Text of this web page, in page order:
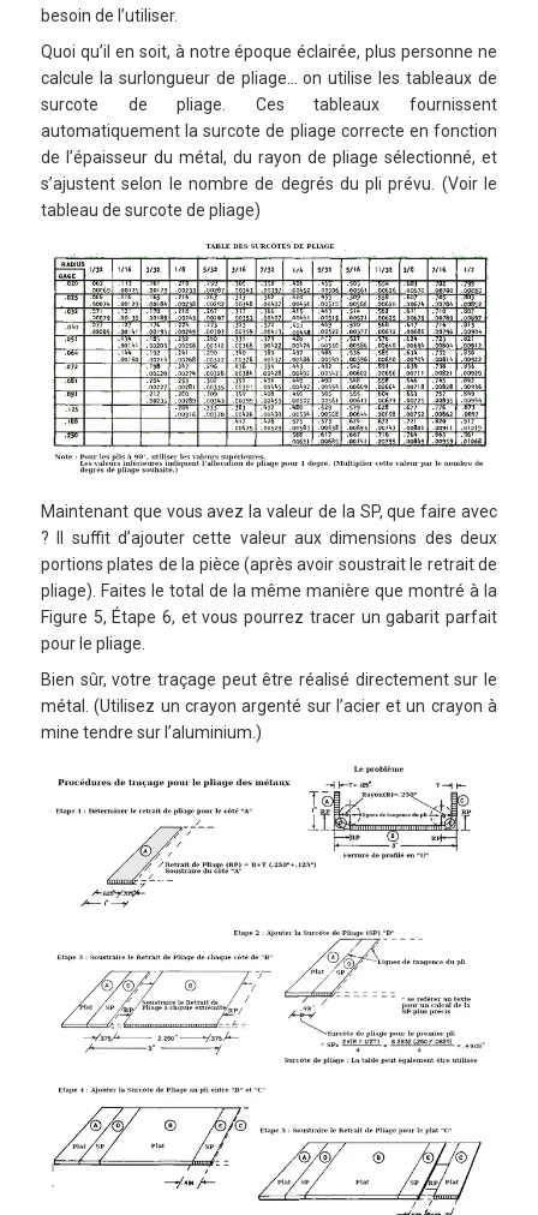
besoin de l’utiliser.
Quoi qu’il en soit, à notre époque éclairée, plus personne ne
calcule la surlongueur de pliage… on utilise les tableaux de
surcote de pliage. Ces tableaux fournissent
automatiquement la surcote de pliage correcte en fonction
de l’épaisseur du métal, du rayon de pliage sélectionné, et
s’ajustent selon le nombre de degrés du pli prévu. (Voir le
tableau de surcote de pliage)
Maintenant que vous avez la valeur de la SP, que faire avec
? Il suffit d’ajouter cette valeur aux dimensions des deux
portions plates de la pièce (après avoir soustrait le retrait de
pliage). Faites le total de la même manière que montré à la
Figure 5, Étape 6, et vous pourrez tracer un gabarit parfait
pour le pliage.
Bien sûr, votre traçage peut être réalisé directement sur le
métal. (Utilisez un crayon argenté sur l’acier et un crayon à
mine tendre sur l’aluminium.)